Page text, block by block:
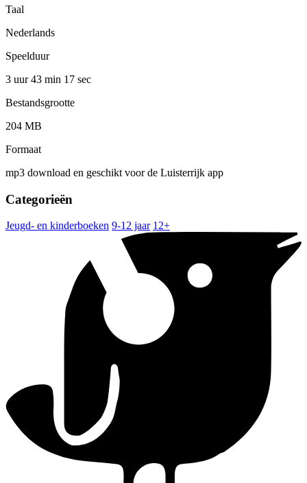
Taal
Nederlands
Speelduur
3 uur 43 min 17 sec
Bestandsgrootte
204 MB
Formaat
mp3 download en geschikt voor de Luisterrijk app
Categorieën
Jeugd- en kinderboeken 9-12 jaar 12+